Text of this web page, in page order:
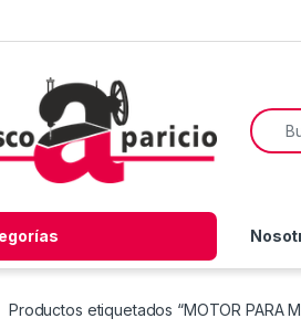
Productos etiquetados “MOTOR PARA